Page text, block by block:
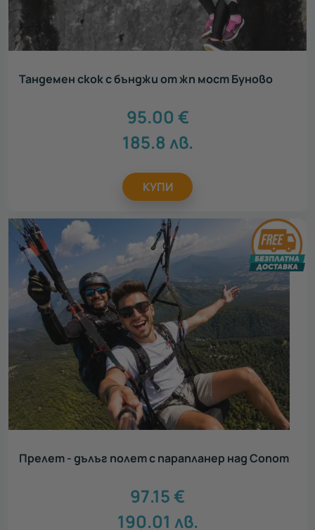
Тандемен скок с бънджи от жп мост Буново
95.00 €
185.8 лв.
КУПИ
Прелет - дълъг полет с парапланер над Сопот
97.15€
190.01 лв.